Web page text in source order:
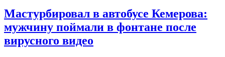
Мастурбировал в автобусе Кемерова:
мужчину поймали в фонтане после
вирусного видео